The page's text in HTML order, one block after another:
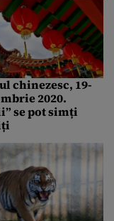
chinezesc, 19-
2020.
se pot simți